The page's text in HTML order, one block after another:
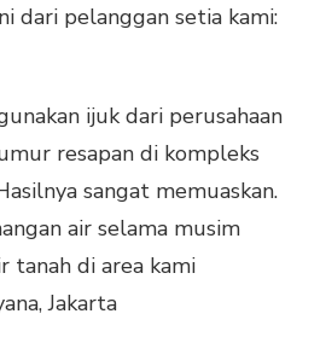
dari pelanggan setia kami:
ijuk dari perusahaan
resapan di kompleks
sangat memuaskan.
air selama musim
tanah di area kami
Jakarta